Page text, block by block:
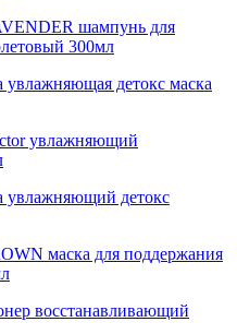
шампунь для
300мл
увлажняющая детокс маска
увлажняющий
увлажняющий детокс
маска для поддержания
восстанавливающий